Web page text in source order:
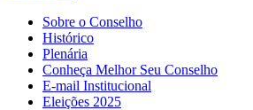
Sobre o Conselho
Histórico
Plenária
Conheça Melhor Seu Conselho
E-mail Institucional
Eleições 2025